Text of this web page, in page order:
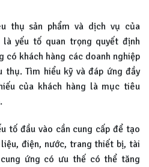
thụ sản phẩm và dịch vụ của
là yếu tố quan trọng quyết định
có khách hàng các doanh nghiệp
Tìm hiểu kỹ và đáp ứng đầy
của khách hàng là mục tiêu
tố đầu vào cần cung cấp để tạo
liệu, điện, nước, trang thiết bị, tài
ứng có ưu thế có thể tăng